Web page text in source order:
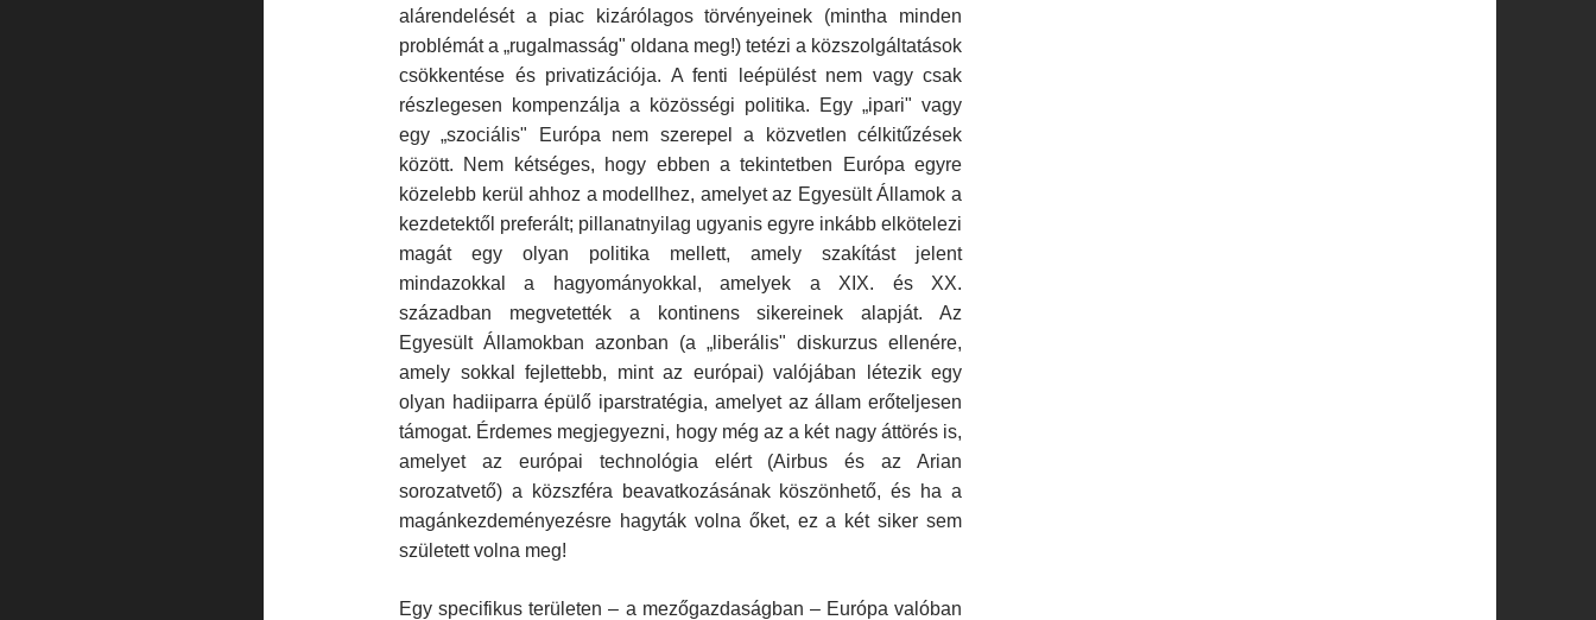
alárendelését a piac kizárólagos törvényeinek (mintha minden
problémát a „rugalmasság" oldana meg!) tetézi a köz­szolgáltatások
csökkentése és privatizációja. A fenti leépülést nem vagy csak
részlegesen kompenzálja a közösségi politika. Egy „ipari" vagy
egy „szociális" Európa nem szerepel a közvetlen célkitűzések
között. Nem kétséges, hogy ebben a tekintetben Európa egyre
közelebb kerül ahhoz a modellhez, amelyet az Egyesült Államok a
kezdetektől preferált; pillanatnyilag ugyanis egyre inkább elkötelezi
magát egy olyan politika mellett, amely szakítást jelent
mindazokkal a hagyományokkal, amelyek a XIX. és XX.
században megvetették a kontinens sikereinek alapját. Az
Egyesült Államokban azonban (a „liberális" diskurzus ellenére,
amely sokkal fejlettebb, mint az európai) valójában létezik egy
olyan hadiiparra épülő iparstratégia, amelyet az állam erőteljesen
támogat. Érdemes megjegyezni, hogy még az a két nagy áttörés is,
amelyet az európai technológia elért (Airbus és az Arian
sorozatvető) a közszféra beavatko­zásának köszönhető, és ha a
magánkezdeményezésre hagyták volna őket, ez a két siker sem
született volna meg!
Egy specifikus területen – a mezőgazdaságban – Európa valóban